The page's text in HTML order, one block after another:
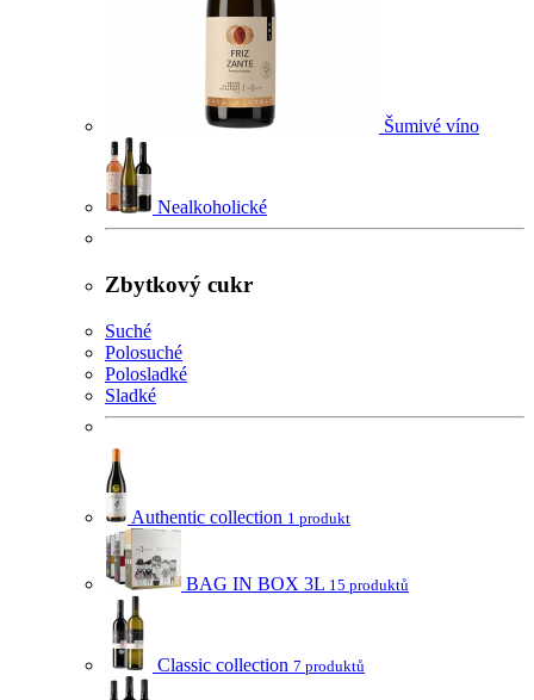
Šumivé víno
Nealkoholické
Zbytkový cukr
Suché
Polosuché
Polosladké
Sladké
Authentic collection 1 produkt
BAG IN BOX 3L 15 produktů
Classic collection 7 produktů